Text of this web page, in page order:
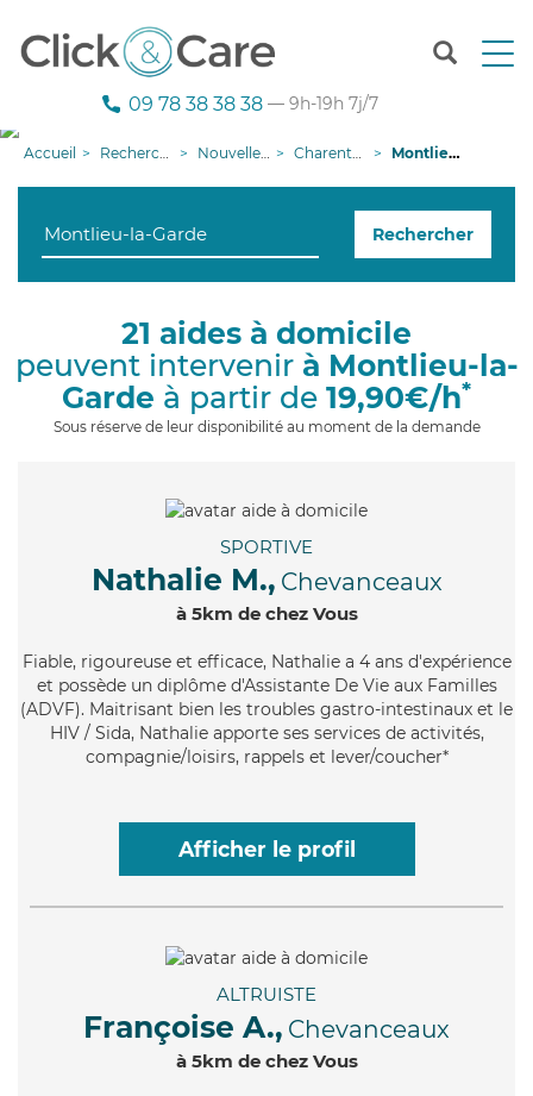
T
n
g
i
09 78 38 38 38 — 9h-19h 7j/7
Accueil Recherche aide à domicile Nouvelle-Aquitaine Charente-Maritime Montlieu-la-Garde
Rechercher
21 aides à domicile
peuvent intervenir à Montlieu-la-
Garde à partir de 19,90€/h*
Sous réserve de leur disponibilité au moment de la demande
SPORTIVE
Nathalie M., Chevanceaux
à 5km de chez Vous
Fiable, rigoureuse et efficace, Nathalie a 4 ans d'expérience
et possède un diplôme d'Assistante De Vie aux Familles
(ADVF). Maitrisant bien les troubles gastro-intestinaux et le
HIV / Sida, Nathalie apporte ses services de activités,
compagnie/loisirs, rappels et lever/coucher*
Afficher le profil
ALTRUISTE
Françoise A., Chevanceaux
à 5km de chez Vous